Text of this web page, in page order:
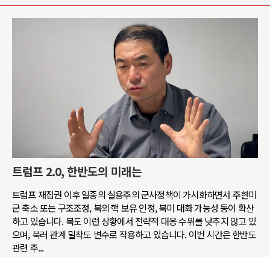
트럼프 2.0, 한반도의 미래는
트럼프 재집권 이후 일종의 실용주의 군사정책이 가시화하면서 주한미
군 축소 또는 구조조정, 북의 핵 보유 인정, 북미 대화 가능성 등이 확산
하고 있습니다. 북도 이런 상황에서 전략적 대응 수위를 낮추지 않고 있
으며, 북러 관계 밀착도 변수로 작용하고 있습니다. 이번 시간은 한반도
관련 주...